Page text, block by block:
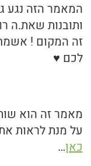
המאמר הזה נגע
ותובנות שאת.ה
זה המקום !
לכם ♥
מאמר זה הוא
על מנת לראות
כאן…